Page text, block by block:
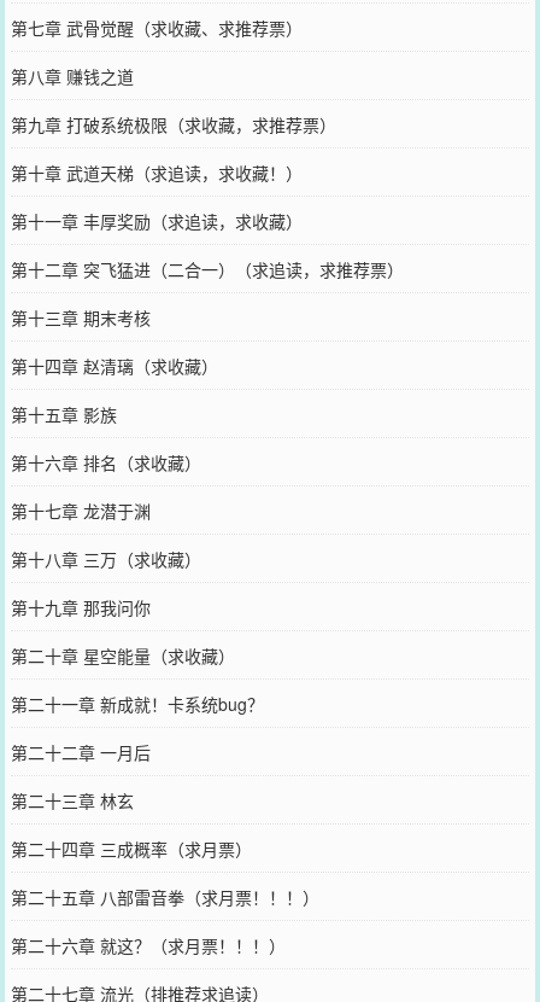
第七章 武骨觉醒（求收藏、求推荐票）
第八章 赚钱之道
第九章 打破系统极限（求收藏，求推荐票）
第十章 武道天梯（求追读，求收藏！）
第十一章 丰厚奖励（求追读，求收藏）
第十二章 突飞猛进（二合一）（求追读，求推荐票）
第十三章 期末考核
第十四章 赵清璃（求收藏）
第十五章 影族
第十六章 排名（求收藏）
第十七章 龙潜于渊
第十八章 三万（求收藏）
第十九章 那我问你
第二十章 星空能量（求收藏）
第二十一章 新成就！卡系统bug？
第二十二章 一月后
第二十三章 林玄
第二十四章 三成概率（求月票）
第二十五章 八部雷音拳（求月票！！！）
第二十六章 就这？（求月票！！！）
第二十七章 流光（排推荐求追读）